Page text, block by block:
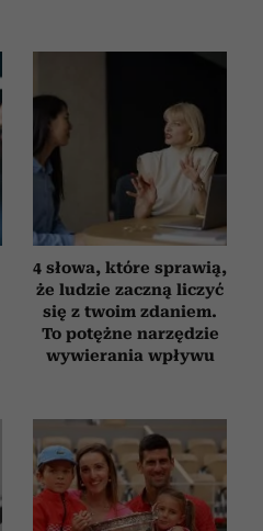
4 słowa, które sprawią,
że ludzie zaczną liczyć
się z twoim zdaniem.
To potężne narzędzie
wywierania wpływu